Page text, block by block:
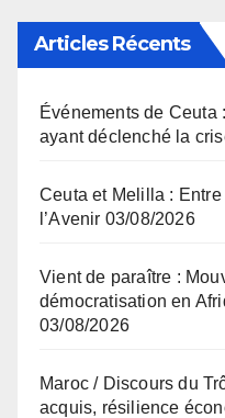
Articles Récents
Événements de Ceuta
ayant déclenché la
Ceuta et Melilla :
l’Avenir 03/08/2026
Vient de paraître :
démocratisation en
03/08/2026
Maroc / Discours du
acquis, résilience